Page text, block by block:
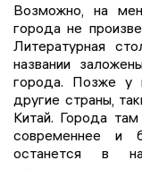
Возможно, на
города не
Литературная
названии
города. Позже у
другие страны,
Китай. Города
современнее и
останется в